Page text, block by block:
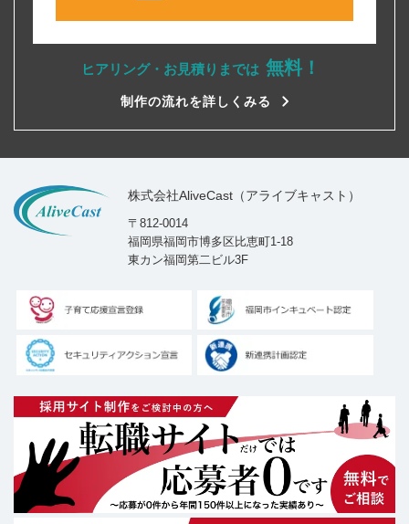
ヒアリング・お見積りまでは 無料！
制作の流れを詳しくみる
株式会社AliveCast（アライブキャスト）
〒812-0014
福岡県福岡市博多区比恵町1-18
東カン福岡第二ビル3F